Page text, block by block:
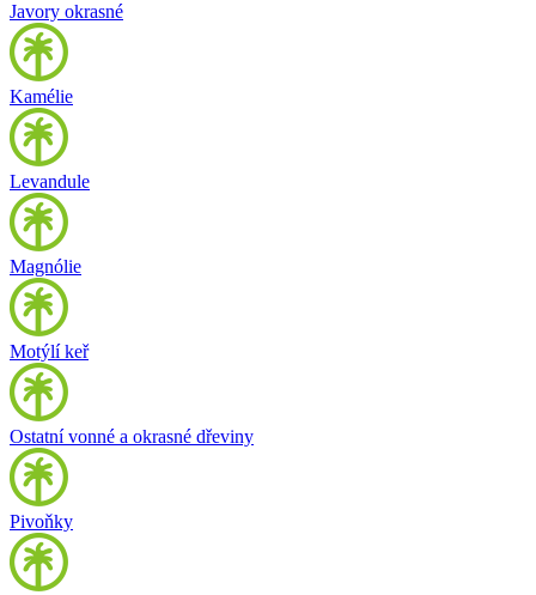
Javory okrasné
Kamélie
Levandule
Magnólie
Motýlí keř
Ostatní vonné a okrasné dřeviny
Pivoňky